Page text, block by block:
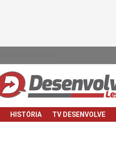
HISTÓRIA TV DESENVOLVE